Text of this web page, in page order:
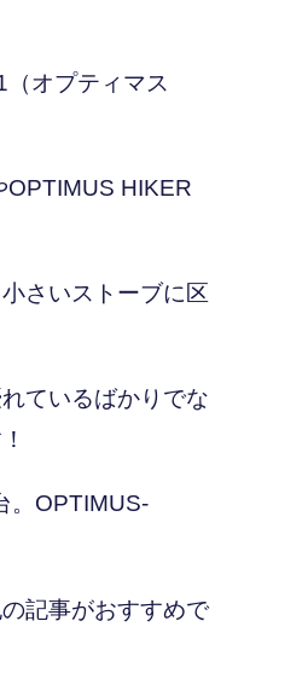
オプティマス
OPTIMUS HIKER
さいストーブに区
ているばかりでな
。OPTIMUS-
記事がおすすめで